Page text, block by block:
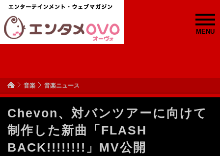
MENU
音楽 音楽ニュース
Chevon、対バンツアーに向けて
制作した新曲「FLASH
BACK!!!!!!!!」MV公開